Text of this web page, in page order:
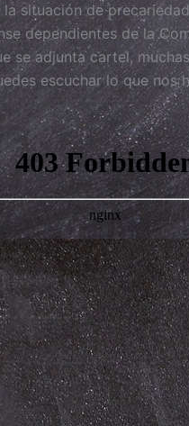
la situación de
dependientes de la
se adjunta cartel,
escuchar lo que nos